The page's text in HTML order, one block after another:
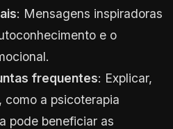
: Mensagens inspiradoras
e o
frequentes: Explicar,
como a psicoterapia
pode beneficiar as